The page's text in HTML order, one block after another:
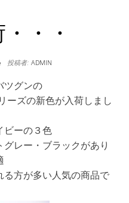
・・
投稿者: ADMIN
ツグンの
ーズの新色が入荷しまし
ビーの３色
レー・ブラックがあり
る方が多い人気の商品で